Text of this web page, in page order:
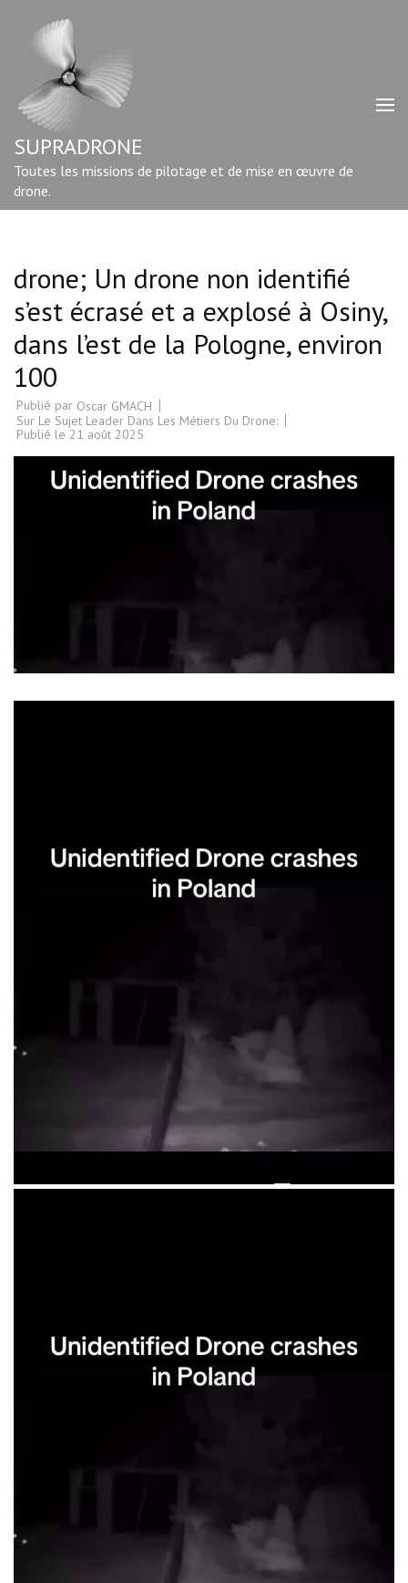
contenu
Entrée)
SUPRADRONE
Toutes les missions de pilotage et de mise en œuvre de
drone.
drone; Un drone non identifié
s’est écrasé et a explosé à Osiny,
dans l’est de la Pologne, environ
100
Publié par Oscar GMACH
Sur Le Sujet Leader Dans Les Métiers Du Drone:
Publié le 21 août 2025